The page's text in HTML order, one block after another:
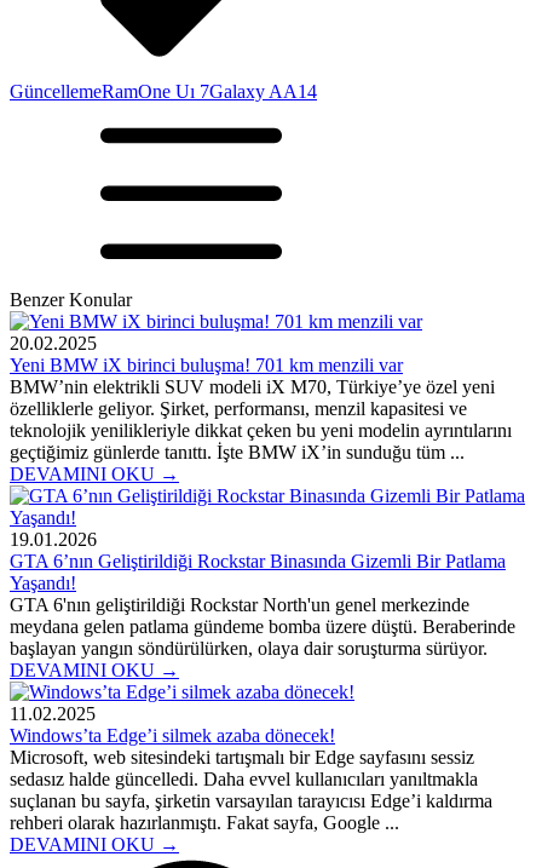
GüncellemeRamOne Uı 7Galaxy AA14
Benzer Konular
20.02.2025
Yeni BMW iX birinci buluşma! 701 km menzili var
BMW’nin elektrikli SUV modeli iX M70, Türkiye’ye özel yeni
özelliklerle geliyor. Şirket, performansı, menzil kapasitesi ve
teknolojik yenilikleriyle dikkat çeken bu yeni modelin ayrıntılarını
geçtiğimiz günlerde tanıttı. İşte BMW iX’in sunduğu tüm ...
DEVAMINI OKU →
19.01.2026
GTA 6’nın Geliştirildiği Rockstar Binasında Gizemli Bir Patlama
Yaşandı!
GTA 6'nın geliştirildiği Rockstar North'un genel merkezinde
meydana gelen patlama gündeme bomba üzere düştü. Beraberinde
başlayan yangın söndürülürken, olaya dair soruşturma sürüyor.
DEVAMINI OKU →
11.02.2025
Windows’ta Edge’i silmek azaba dönecek!
Microsoft, web sitesindeki tartışmalı bir Edge sayfasını sessiz
sedasız halde güncelledi. Daha evvel kullanıcıları yanıltmakla
suçlanan bu sayfa, şirketin varsayılan tarayıcısı Edge’i kaldırma
rehberi olarak hazırlanmıştı. Fakat sayfa, Google ...
DEVAMINI OKU →